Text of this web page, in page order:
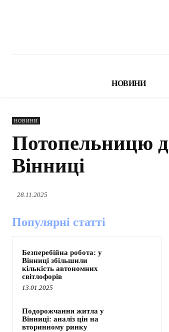
НОВИНИ
НОВИНИ
Потопельницю
Вінниці
28.11.2025
Популярні статті
Безперебійна робота: у
Вінниці збільшили
кількість автономних
світлофорів
13.01.2025
Подорожчання житла у
Вінниці: аналіз цін на
вторинному ринку